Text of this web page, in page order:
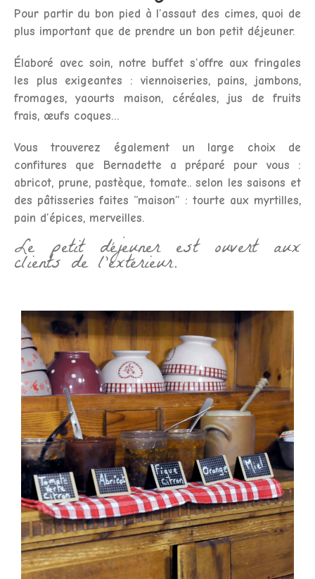
Pour partir du bon pied à l’assaut des cimes, quoi de
plus important que de prendre un bon petit déjeuner.
Élaboré avec soin, notre buffet s’offre aux fringales
les plus exigeantes : viennoiseries, pains, jambons,
fromages, yaourts maison, céréales, jus de fruits
frais, œufs coques…
Vous trouverez également un large choix de
confitures que Bernadette a préparé pour vous :
abricot, prune, pastèque, tomate.. selon les saisons et
des pâtisseries faites “maison” : tourte aux myrtilles,
pain d’épices, merveilles.
Le petit déjeuner est ouvert aux
clients de l’extérieur.